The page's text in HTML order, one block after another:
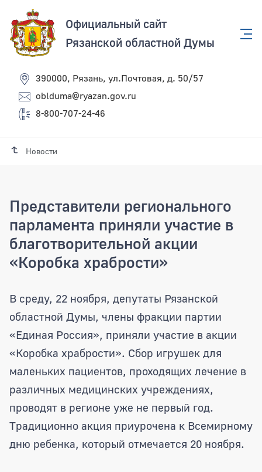
Официальный сайт
Рязанской областной Думы
390000, Рязань, ул.Почтовая, д. 50/57
oblduma@ryazan.gov.ru
8-800-707-24-46
Новости
Представители регионального
парламента приняли участие в
благотворительной акции
«Коробка храбрости»
Представители регионального
В среду, 22 ноября, депутаты Рязанской
областной Думы, члены фракции партии
«Единая Россия», приняли участие в акции
«Коробка храбрости». Сбор игрушек для
маленьких пациентов, проходящих лечение в
различных медицинских учреждениях,
проводят в регионе уже не первый год.
Традиционно акция приурочена к Всемирному
дню ребенка, который отмечается 20 ноября.